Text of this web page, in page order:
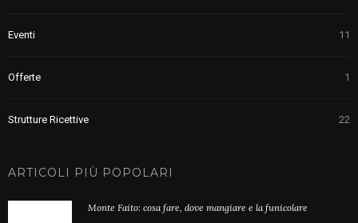
Eventi 11
Offerte 1
Strutture Ricettive 22
ARTICOLI PIÙ POPOLARI
Monte Faito: cosa fare, dove mangiare e la funicolare